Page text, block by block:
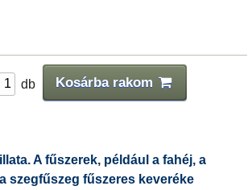
db Kosárba rakom
A fűszerek, például a fahéj, a
szegfűszeg fűszeres keveréke